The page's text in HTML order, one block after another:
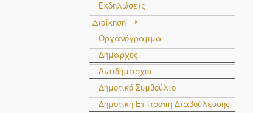
Εκδηλώσεις
Διοίκηση
Οργανόγραμμα
Δήμαρχος
Αντιδήμαρχοι
Δημοτικό Συμβούλιο
Δημοτική Επιτροπή Διαβούλευσης